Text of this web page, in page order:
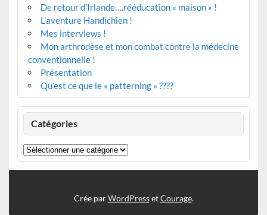
De retour d’Irlande….rééducation « maison » !
L’aventure Handichien !
Mes interviews !
Mon arthrodèse et mon combat contre la médecine
conventionnelle !
Présentation
Qu’est ce que le « patterning » ????
Catégories
Catégories
Crée parWordPressetCourage.